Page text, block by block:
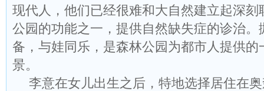
现代人，他们已经很难和大自然建立起深刻
公园的功能之一，提供自然缺失症的诊治。
备，与娃同乐，是森林公园为都市人提供的
景。
李意在女儿出生之后，特地选择居住在